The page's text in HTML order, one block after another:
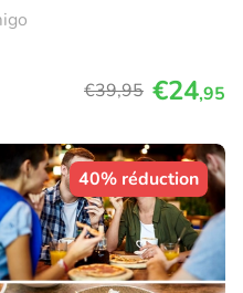
€39,95 €24,95
40% réduction